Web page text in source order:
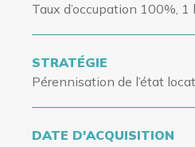
Taux d’occupation 100%, 1
STRATÉGIE
Pérennisation de l’état
DATE D'ACQUISITION